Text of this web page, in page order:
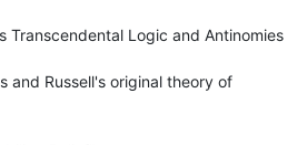
Logic and Antinomies
and Russell's original theory of